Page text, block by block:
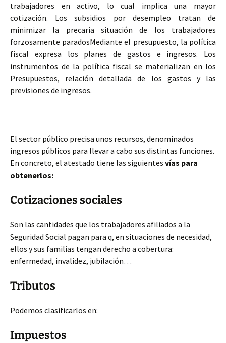
trabajadores en activo, lo cual implica una mayor
cotización. Los subsidios por desempleo tratan de
minimizar la precaria situación de los trabajadores
forzosamente paradosMediante el presupuesto, la política
fiscal expresa los planes de gastos e ingresos. Los
instrumentos de la política fiscal se materializan en los
Presupuestos, relación detallada de los gastos y las
previsiones de ingresos.
El sector público precisa unos recursos, denominados
ingresos públicos para llevar a cabo sus distintas funciones.
En concreto, el atestado tiene las siguientes vías para
obtenerlos:
Cotizaciones sociales
Son las cantidades que los trabajadores afiliados a la
Seguridad Social pagan para q, en situaciones de necesidad,
ellos y sus familias tengan derecho a cobertura:
enfermedad, invalidez, jubilación…
Tributos
Podemos clasificarlos en:
Impuestos